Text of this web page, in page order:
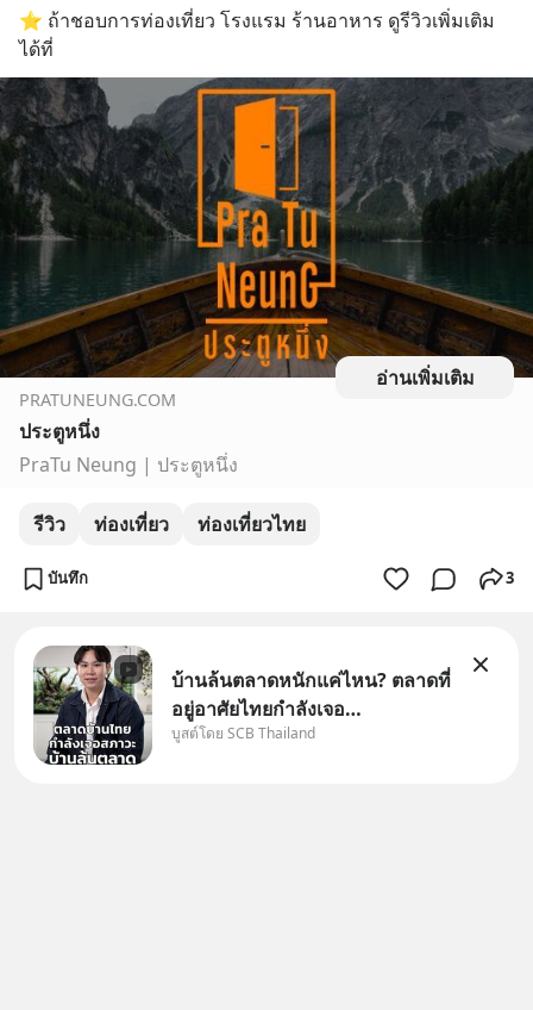
⭐️ ถ้าชอบการท่องเที่ยว โรงแรม ร้านอาหาร ดูรีวิวเพิ่มเติม
ได้ที่
อ่านเพิ่มเติม
PRATUNEUNG.COM
ประตูหนึ่ง
PraTu Neung | ประตูหนึ่ง
รีวิว ท่องเที่ยว ท่องเที่ยวไทย
บันทึก 3
บ้านล้นตลาดหนักแค่ไหน? ตลาดที่
อยู่อาศัยไทยกำลังเจอ
Oversupply หนักกว่าที่คิด และ
บูสต์โดย SCB Thailand